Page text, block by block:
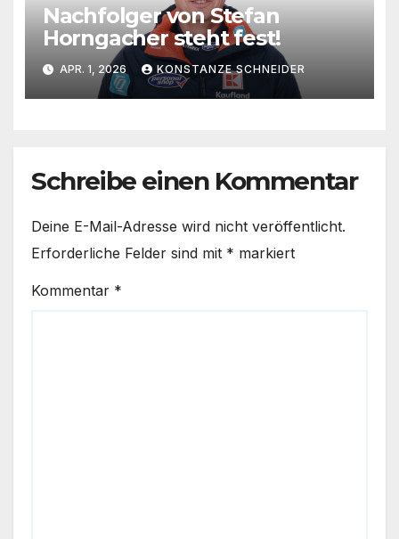
Nachfolger von Stefan
Horngacher steht fest!
APR. 1, 2026 KONSTANZE SCHNEIDER
Schreibe einen Kommentar
Deine E-Mail-Adresse wird nicht veröffentlicht.
Erforderliche Felder sind mit * markiert
Kommentar *